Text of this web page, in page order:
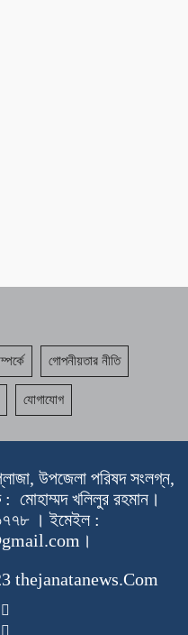
গোপনীয়তার নীতি
যোগাযোগ
উপজেলা পরিষদ সংলগ্ন,
: মোহাম্মদ খলিলুর রহমান।
। ইমেইল :
thejanatanews.Com